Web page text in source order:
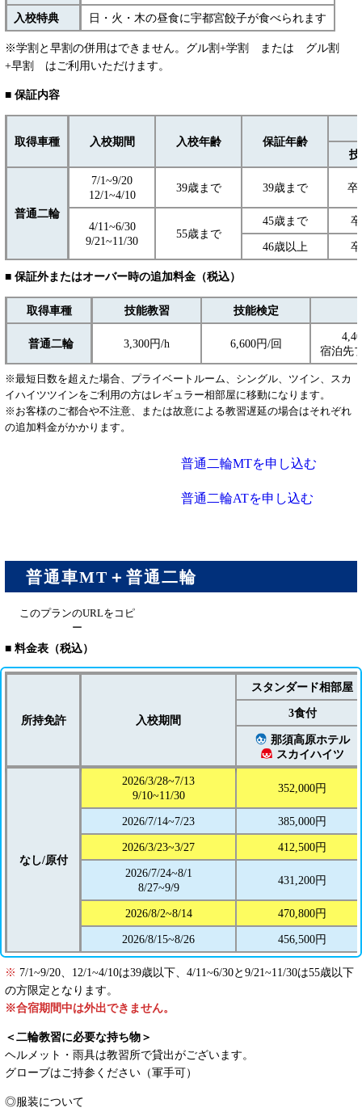
入校特典
日・火・木の昼食に宇都宮餃子が食べられます
※学割と早割の併用はできません。グル割+学割 または グル割
+早割 はご利用いただけます。
■ 保証内容
取得車種 入校期間 入校年齢
保証年齢
普通二輪
7/1~9/20
12/1~4/10
39歳まで 39歳まで 卒
4/11~6/30
9/21~11/30
55歳まで
45歳まで
46歳以上
■ 保証外またはオーバー時の追加料金 （税込）
取得車種 技能教習 技能検定
普通二輪 3,300円/h 6,600円/回
宿泊先
※最短日数を超えた場合、プライベートルーム、シングル、ツイン、スカ
イハイツツインをご利用の方はレギュラー相部屋に移動になります。
※お客様のご都合や不注意、または故意による教習遅延の場合はそれぞれ
の追加料金がかかります。
普通二輪MTを申し込む
普通二輪ATを申し込む
普通車MT＋普通二輪
このプランのURLをコピ
ー
■ 料金表（税込）
所持免許 入校期間
スタンダード相部屋
3食付
那須高原ホテル
スカイハイツ
なし/原付
2026/3/28~7/13
9/10~11/30
352,000円
2026/7/14~7/23
385,000円
2026/3/23~3/27
412,500円
2026/7/24~8/1
8/27~9/9
431,200円
2026/8/2~8/14
470,800円
2026/8/15~8/26
456,500円
※ 7/1~9/20、12/1~4/10は39歳以下、4/11~6/30と9/21~11/30は55歳以下
の方限定となります。
※合宿期間中は外出できません。
＜二輪教習に必要な持ち物＞
ヘルメット・雨具は教習所で貸出がございます。
グローブはご持参ください（軍手可）
◎服装について